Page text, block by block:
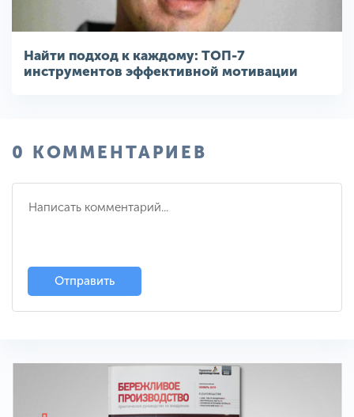
Найти подход к каждому: ТОП-7
инструментов эффективной мотивации
0 КОММЕНТАРИЕВ
Отправить